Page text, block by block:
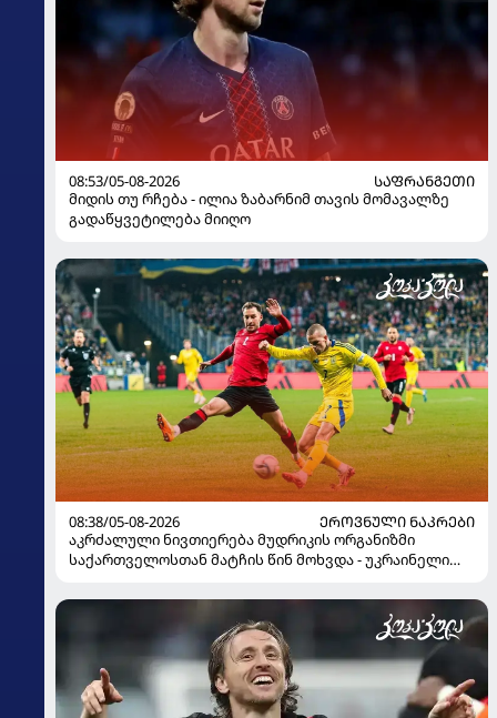
08:53/05-08-2026
ᲡᲐᲤᲠᲐᲜᲒᲔᲗᲘ
მიდის თუ რჩება - ილია ზაბარნიმ თავის მომავალზე
გადაწყვეტილება მიიღო
08:38/05-08-2026
ᲔᲠᲝᲕᲜᲣᲚᲘ ᲜᲐᲙᲠᲔᲑᲘ
აკრძალული ნივთიერება მუდრიკის ორგანიზმი
საქართველოსთან მატჩის წინ მოხვდა - უკრაინელი
ინფორმაციას ავრცელებს